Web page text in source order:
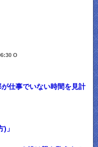
O
仕事でいない時間を見計
」